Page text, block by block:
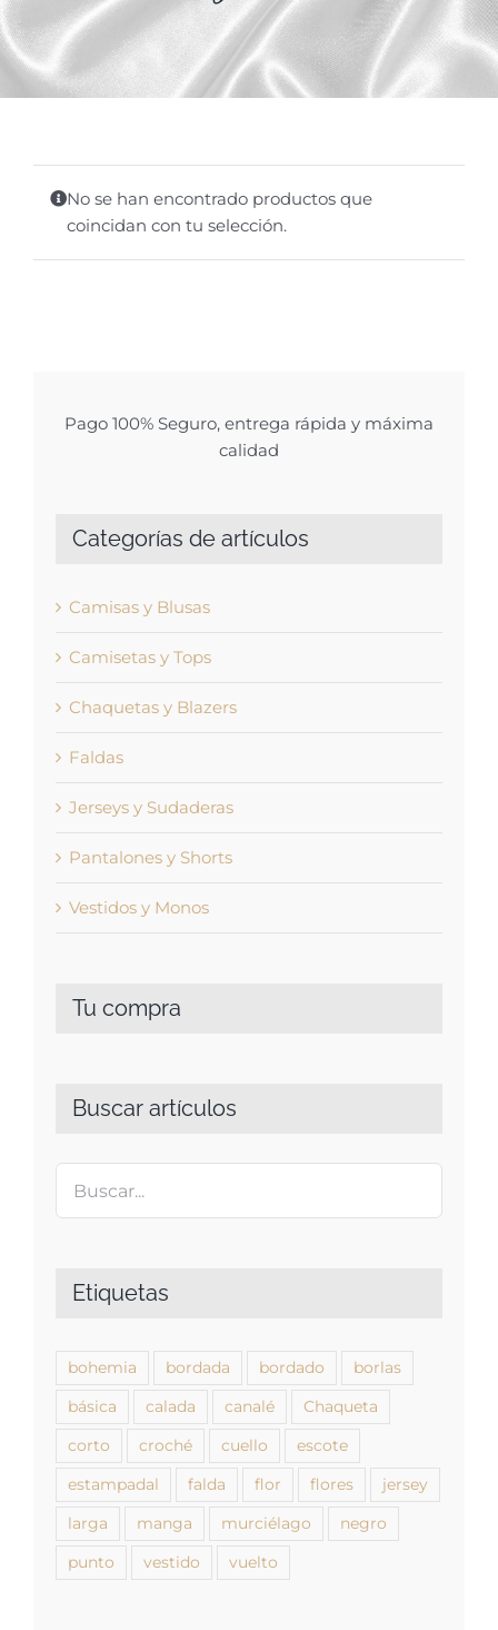
No se han encontrado productos que
coincidan con tu selección.
Pago 100% Seguro, entrega rápida y máxima
calidad
Categorías de artículos
Camisas y Blusas
Camisetas y Tops
Chaquetas y Blazers
Faldas
Jerseys y Sudaderas
Pantalones y Shorts
Vestidos y Monos
Tu compra
Buscar artículos
Etiquetas
bohemia bordada bordado borlas
básica calada canalé Chaqueta
corto croché cuello escote
estampadal falda flor flores jersey
larga manga murciélago negro
punto vestido vuelto